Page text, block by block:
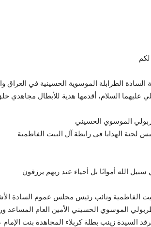
السادة الطرابلة الموسوية الحسينية في
عليهما السلام، أقدمها هدية للأبطال مجاهدي
الموسوي الحسيني
لجنة الهدايا في رابطة آل البيت الفاطمية
الله أمواتًا بل أحياء عند ربهم يرزقون
الفاطمية ونائب رئيس مجلس عموم السادة
الموسوي الحسيني الأمين العام المساعد
زينب بطلة كربلاء المجاهدة بنت الإمام